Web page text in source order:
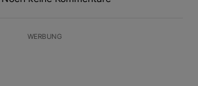
WERBUNG